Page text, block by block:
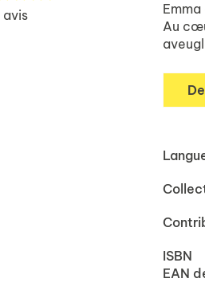
avis
Au
ISBN
EAN